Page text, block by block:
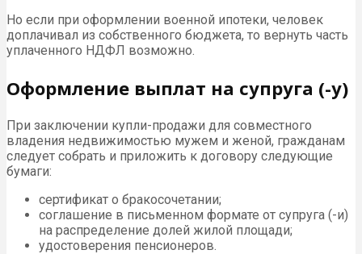
Но если при оформлении военной ипотеки, человек
доплачивал из собственного бюджета, то вернуть часть
уплаченного НДФЛ возможно.
Оформление выплат на супруга (-у)
При заключении купли-продажи для совместного
владения недвижимостью мужем и женой, гражданам
следует собрать и приложить к договору следующие
бумаги:
сертификат о бракосочетании;
соглашение в письменном формате от супруга (-и)
на распределение долей жилой площади;
удостоверения пенсионеров.